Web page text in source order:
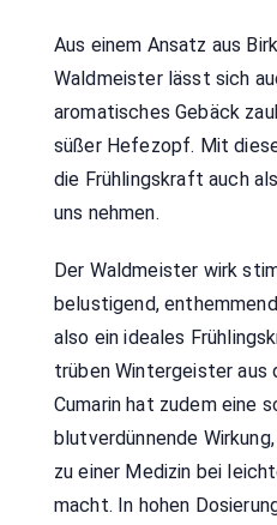
Aus einem Ansatz aus
Waldmeister lässt sich
aromatisches Gebäck
süßer Hefezopf. Mit
die Frühlingskraft auch
uns nehmen.
Der Waldmeister wirk
belustigend,
also ein ideales
trüben Wintergeister aus
Cumarin hat zudem eine
blutverdünnende
zu einer Medizin bei
macht. In hohen